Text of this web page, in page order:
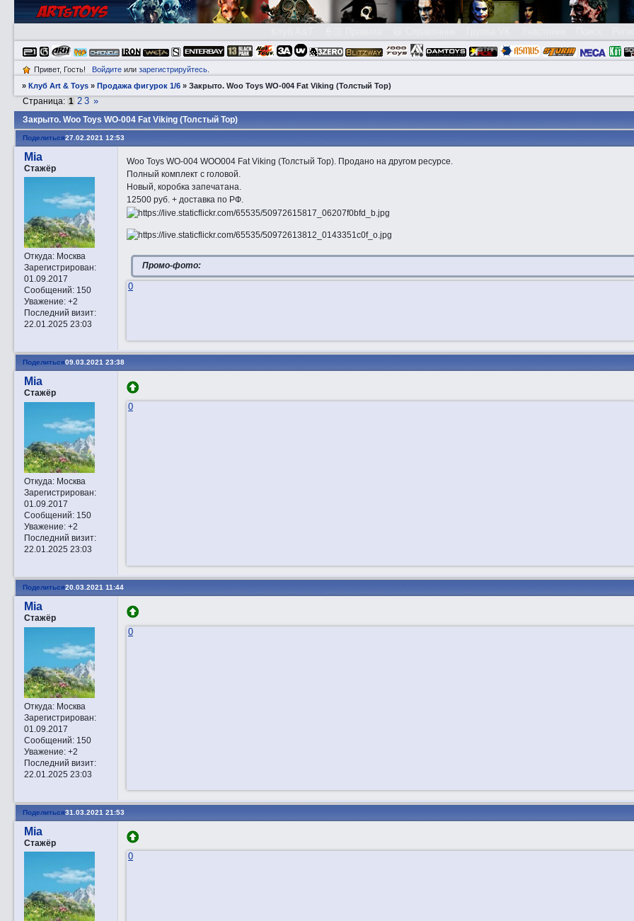
Привет, Гость! Войдитеили зарегистрируйтесь.
»Клуб Art & Toys »Продажа фигурок 1/6 »Закрытo. Woo Toys WO-004 Fat Viking (Толстый Тор)
Закрытo. Woo Toys WO-004 Fat Viking (Толстый Тор)
Страница: 1 2 3 »
Поделиться27.02.2021 12:53
Mia
Стажёр
Откуда:Москва
Зарегистрирован:
01.09.2017
Сообщений:150
Уважение: +2
Последний визит:
22.01.2025 23:03
Woo Toys WO-004 WOO004 Fat Viking (Толстый Тор). Продано на другом ресурсе.
Полный комплект с головой.
Новый, коробка запечатана.
12500 руб. + доставка по РФ.
Промо-фото:
0
Поделиться09.03.2021 23:38
Mia
Стажёр
Откуда:Москва
Зарегистрирован:
01.09.2017
Сообщений:150
Уважение: +2
Последний визит:
22.01.2025 23:03
0
Поделиться20.03.2021 11:44
Mia
Стажёр
Откуда:Москва
Зарегистрирован:
01.09.2017
Сообщений:150
Уважение: +2
Последний визит:
22.01.2025 23:03
0
Поделиться31.03.2021 21:53
Mia
Стажёр
0